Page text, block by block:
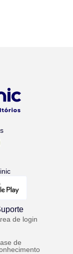
de login
de